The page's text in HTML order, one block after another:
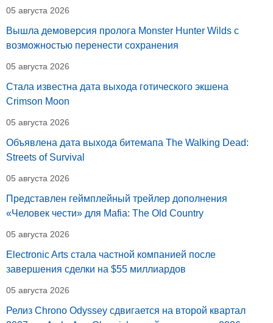
05 августа 2026
Вышла демоверсия пролога Monster Hunter Wilds с
возможностью перенести сохранения
05 августа 2026
Стала известна дата выхода готического экшена
Crimson Moon
05 августа 2026
Объявлена дата выхода битемапа The Walking Dead:
Streets of Survival
05 августа 2026
Представлен геймплейный трейлер дополнения
«Человек чести» для Mafia: The Old Country
05 августа 2026
Electronic Arts стала частной компанией после
завершения сделки на $55 миллиардов
05 августа 2026
Релиз Chrono Odyssey сдвигается на второй квартал